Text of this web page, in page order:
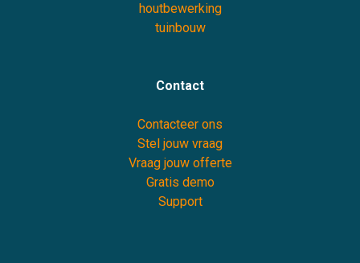
houtbewerking
tuinbouw
Contact
Contacteer ons
Stel jouw vraag
Vraag jouw offerte
Gratis demo
Support